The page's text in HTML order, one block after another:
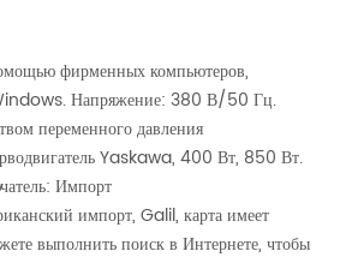
фирменных компьютеров,
Напряжение: 380 В/50 Гц.
переменного давления
Yaskawa, 400 Вт, 850 Вт.
Импорт
импорт, Galil, карта имеет
выполнить поиск в Интернете, чтобы